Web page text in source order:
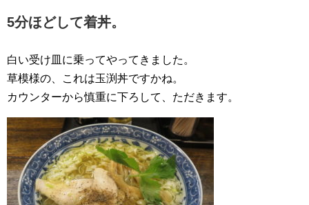
5分ほどして着丼。
白い受け皿に乗ってやってきました。
草模様の、これは玉渕丼ですかね。
カウンターから慎重に下ろして、ただきます。